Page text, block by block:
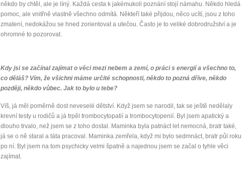
někdo by chtěl, ale je líný. Každá cesta k jakémukoli poznání stojí námahu. Někdo hledá
pomoc, ale vnitřně vlastně všechno odmítá. Někteří také přijdou, něco ucítí, jsou z toho
zmatení, nedokážou se hned zorientovat a utečou. Často je to veliké dobrodružství a je
ohromné to pozorovat.
Kdy jsi se začínal zajímat o věci mezi nebem a zemí, o práci s energií a všechno to,
co děláš? Vím, že všichni máme určité schopnosti, někdo to pozná dříve, někdo
později, někdo vůbec. Jak to bylo u tebe?
Víš, já měl poměrně dost neveselé dětství. Když jsem se narodil, tak se ještě nedělaly
krevní testy u rodičů a já trpěl trombocytopatií a trombocytopenií. Byl jsem apatický a
dlouho trvalo, než jsem se z toho dostal. Maminka byla patnáct let nemocná, bratr také,
já se o ně staral a táta pracoval. Maminka zemřela, když mi bylo sedmnáct, bratr půl roku
po ní. Byl jsem na tom psychicky velmi špatně a najednou jsem se začal o tyhle věci
zajímat.